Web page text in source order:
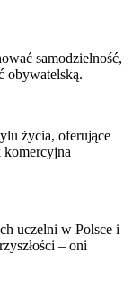
samodzielność,
obywatelską.
życia, oferujące
komercyjna
uczelni w Polsce i
– oni